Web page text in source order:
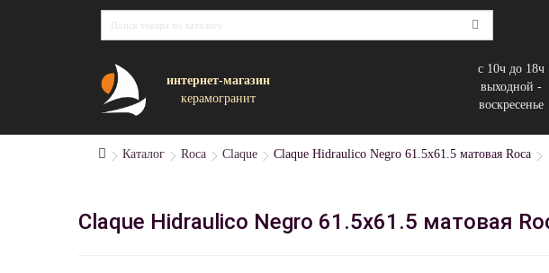
интернет-магазин
керамогранит
с 10ч до 18ч
выходной -
воскресенье
Каталог Roca Claque Claque Hidraulico Negro 61.5x61.5 матовая Roca
Claque Hidraulico Negro 61.5x61.5 матовая